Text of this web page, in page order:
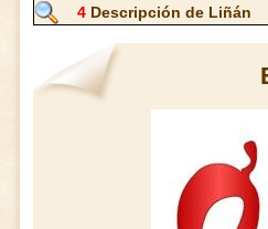
4Descripción de Liñán